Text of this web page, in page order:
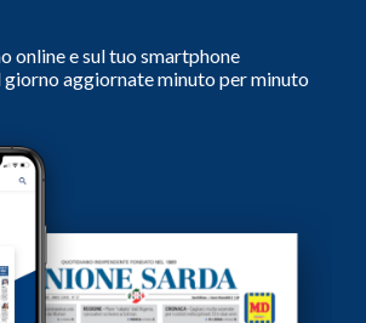
online e sul tuo smartphone
aggiornate minuto per minuto